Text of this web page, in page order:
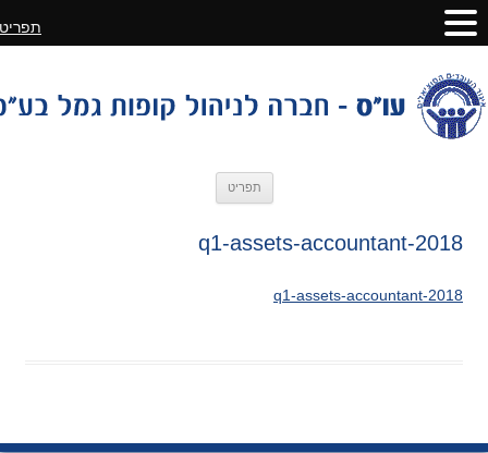
תפריט
2018-q1-assets-accountant
2018-q1-assets-accountant
תפריט